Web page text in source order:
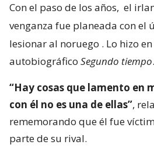
Con el paso de los años, el
venganza fue planeada con el
lesionar al noruego . Lo hizo
autobiográfico Segundo tiempo.
“Hay cosas que lamento en
con él no es una de ellas”,
rememorando que él fue
parte de su rival.